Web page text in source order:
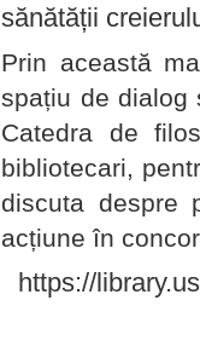
sănătății
Prin această
spațiu de dialog
Catedra de
bibliotecari,
discuta despre
acțiune în
https://